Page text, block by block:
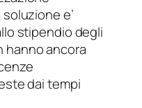
e’
stipendio degli
hanno ancora
dai tempi